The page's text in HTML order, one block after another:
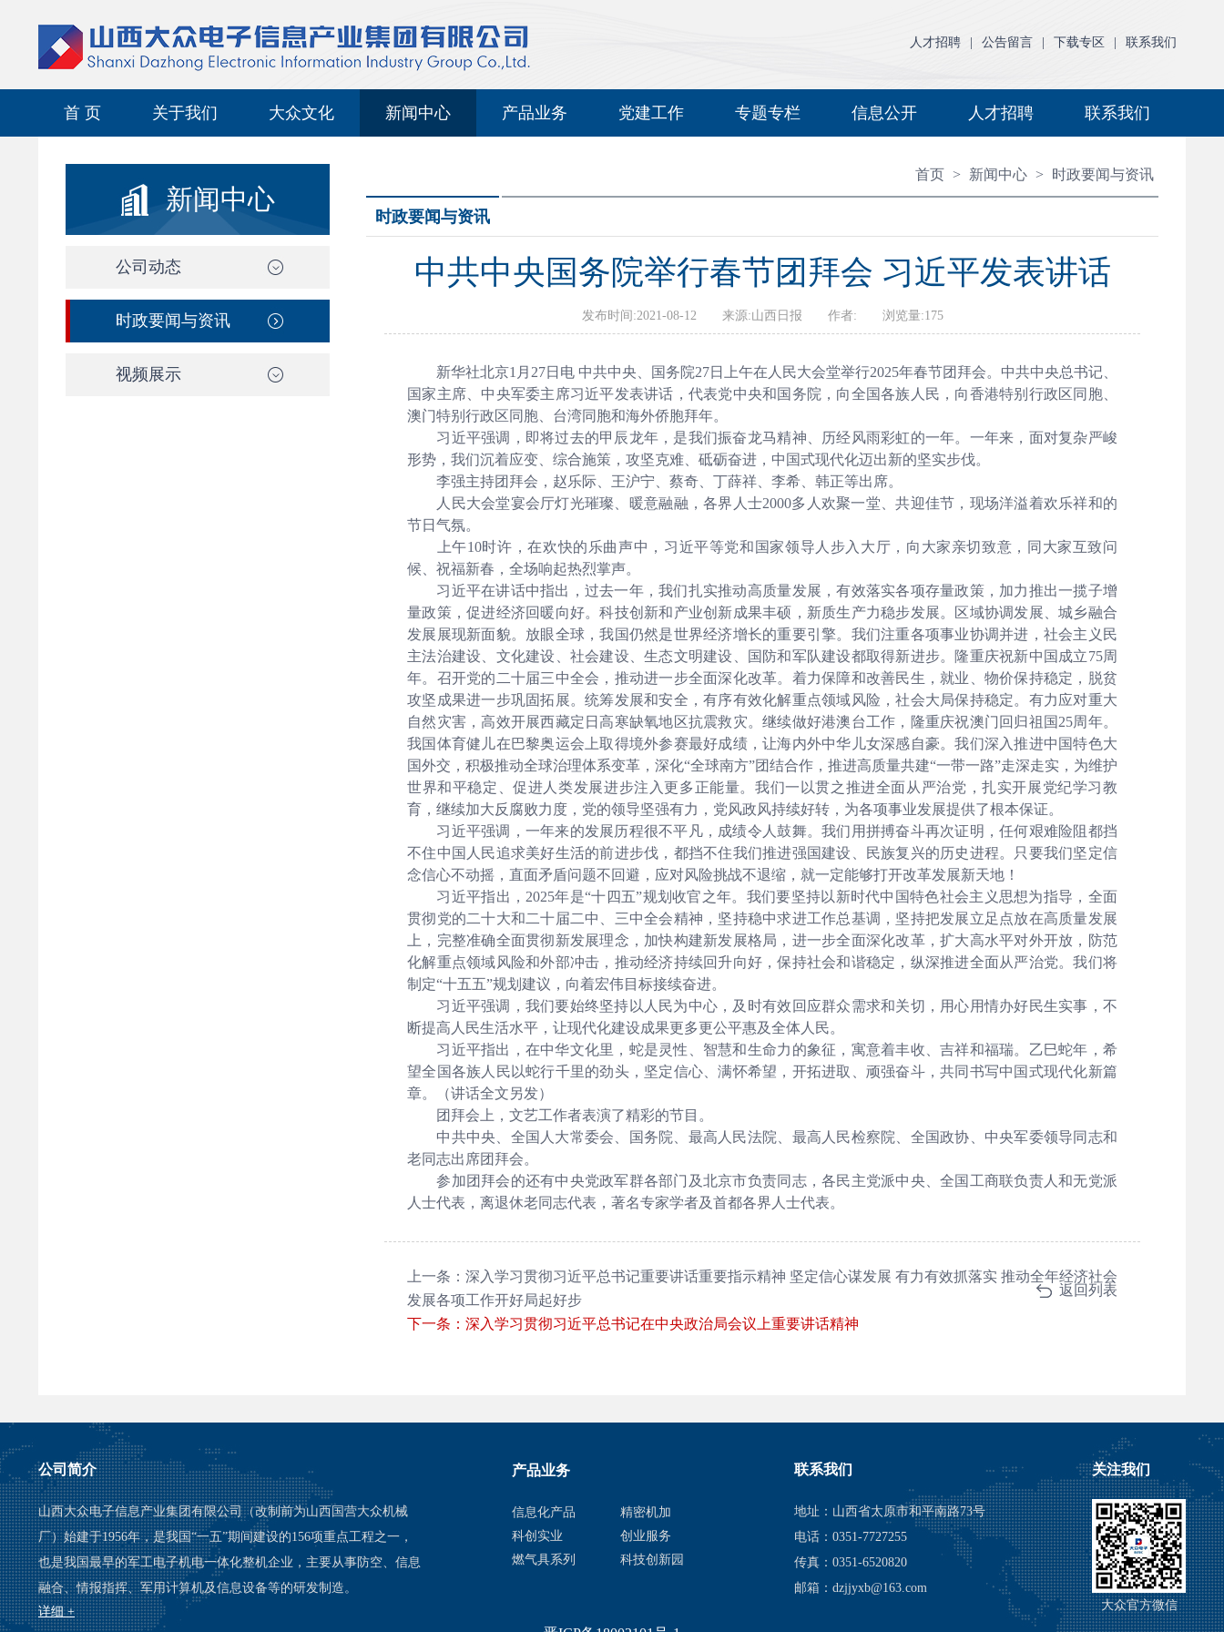
人才招聘 公告留言 下载专区 联系我们
首 页 关于我们 大众文化 新闻中心 产品业务 党建工作 专题专栏 信息公开 人才招聘 联系我们
新闻中心
公司动态
时政要闻与资讯
视频展示
首页 > 新闻中心 > 时政要闻与资讯
时政要闻与资讯
中共中央国务院举行春节团拜会 习近平发表讲话
发布时间:2021-08-12 来源:山西日报 作者: 浏览量:175
新华社北京1月27日电 中共中央、国务院27日上午在人民大会堂举行2025年春节团拜会。中共中央总书记、
国家主席、中央军委主席习近平发表讲话，代表党中央和国务院，向全国各族人民，向香港特别行政区同胞、
澳门特别行政区同胞、台湾同胞和海外侨胞拜年。
习近平强调，即将过去的甲辰龙年，是我们振奋龙马精神、历经风雨彩虹的一年。一年来，面对复杂严峻
形势，我们沉着应变、综合施策，攻坚克难、砥砺奋进，中国式现代化迈出新的坚实步伐。
李强主持团拜会，赵乐际、王沪宁、蔡奇、丁薛祥、李希、韩正等出席。
人民大会堂宴会厅灯光璀璨、暖意融融，各界人士2000多人欢聚一堂、共迎佳节，现场洋溢着欢乐祥和的
节日气氛。
上午10时许，在欢快的乐曲声中，习近平等党和国家领导人步入大厅，向大家亲切致意，同大家互致问
候、祝福新春，全场响起热烈掌声。
习近平在讲话中指出，过去一年，我们扎实推动高质量发展，有效落实各项存量政策，加力推出一揽子增
量政策，促进经济回暖向好。科技创新和产业创新成果丰硕，新质生产力稳步发展。区域协调发展、城乡融合
发展展现新面貌。放眼全球，我国仍然是世界经济增长的重要引擎。我们注重各项事业协调并进，社会主义民
主法治建设、文化建设、社会建设、生态文明建设、国防和军队建设都取得新进步。隆重庆祝新中国成立75周
年。召开党的二十届三中全会，推动进一步全面深化改革。着力保障和改善民生，就业、物价保持稳定，脱贫
攻坚成果进一步巩固拓展。统筹发展和安全，有序有效化解重点领域风险，社会大局保持稳定。有力应对重大
自然灾害，高效开展西藏定日高寒缺氧地区抗震救灾。继续做好港澳台工作，隆重庆祝澳门回归祖国25周年。
我国体育健儿在巴黎奥运会上取得境外参赛最好成绩，让海内外中华儿女深感自豪。我们深入推进中国特色大
国外交，积极推动全球治理体系变革，深化“全球南方”团结合作，推进高质量共建“一带一路”走深走实，为维护
世界和平稳定、促进人类发展进步注入更多正能量。我们一以贯之推进全面从严治党，扎实开展党纪学习教
育，继续加大反腐败力度，党的领导坚强有力，党风政风持续好转，为各项事业发展提供了根本保证。
习近平强调，一年来的发展历程很不平凡，成绩令人鼓舞。我们用拼搏奋斗再次证明，任何艰难险阻都挡
不住中国人民追求美好生活的前进步伐，都挡不住我们推进强国建设、民族复兴的历史进程。只要我们坚定信
念信心不动摇，直面矛盾问题不回避，应对风险挑战不退缩，就一定能够打开改革发展新天地！
习近平指出，2025年是“十四五”规划收官之年。我们要坚持以新时代中国特色社会主义思想为指导，全面
贯彻党的二十大和二十届二中、三中全会精神，坚持稳中求进工作总基调，坚持把发展立足点放在高质量发展
上，完整准确全面贯彻新发展理念，加快构建新发展格局，进一步全面深化改革，扩大高水平对外开放，防范
化解重点领域风险和外部冲击，推动经济持续回升向好，保持社会和谐稳定，纵深推进全面从严治党。我们将
制定“十五五”规划建议，向着宏伟目标接续奋进。
习近平强调，我们要始终坚持以人民为中心，及时有效回应群众需求和关切，用心用情办好民生实事，不
断提高人民生活水平，让现代化建设成果更多更公平惠及全体人民。
习近平指出，在中华文化里，蛇是灵性、智慧和生命力的象征，寓意着丰收、吉祥和福瑞。乙巳蛇年，希
望全国各族人民以蛇行千里的劲头，坚定信心、满怀希望，开拓进取、顽强奋斗，共同书写中国式现代化新篇
章。（讲话全文另发）
团拜会上，文艺工作者表演了精彩的节目。
中共中央、全国人大常委会、国务院、最高人民法院、最高人民检察院、全国政协、中央军委领导同志和
老同志出席团拜会。
参加团拜会的还有中央党政军群各部门及北京市负责同志，各民主党派中央、全国工商联负责人和无党派
人士代表，离退休老同志代表，著名专家学者及首都各界人士代表。
上一条：深入学习贯彻习近平总书记重要讲话重要指示精神 坚定信心谋发展 有力有效抓落实 推动全年经济社会
发展各项工作开好局起好步
下一条：深入学习贯彻习近平总书记在中央政治局会议上重要讲话精神
返回列表
公司简介
山西大众电子信息产业集团有限公司（改制前为山西国营大众机械
厂）始建于1956年，是我国“一五”期间建设的156项重点工程之一，
也是我国最早的军工电子机电一体化整机企业，主要从事防空、信息
融合、情报指挥、军用计算机及信息设备等的研发制造。
详细 +
产品业务
信息化产品
精密机加
科创实业
创业服务
燃气具系列
科技创新园
联系我们
地址：山西省太原市和平南路73号
电话：0351-7727255
传真：0351-6520820
邮箱：dzjjyxb@163.com
关注我们
大众官方微信